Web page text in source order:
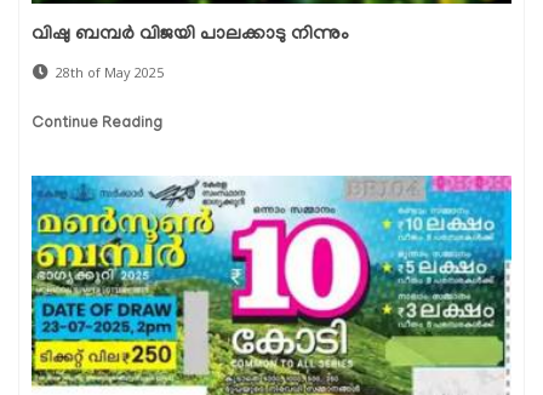
വിഷു ബമ്പർ വിജയി പാലക്കാടു നിന്നും
28th of May 2025
Continue Reading